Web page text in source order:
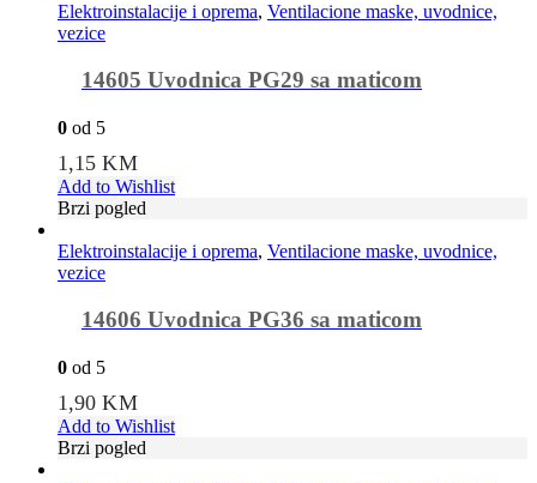
Elektroinstalacije i oprema, Ventilacione maske, uvodnice,
vezice
14605 Uvodnica PG29 sa maticom
0 od 5
1,15KM
Add to Wishlist
Brzi pogled
Elektroinstalacije i oprema, Ventilacione maske, uvodnice,
vezice
14606 Uvodnica PG36 sa maticom
0 od 5
1,90KM
Add to Wishlist
Brzi pogled